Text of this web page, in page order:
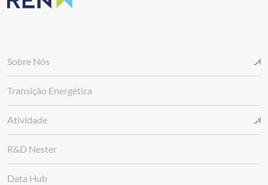
Sobre Nós
Transição Energética
Atividade
R&D Nester
Data Hub